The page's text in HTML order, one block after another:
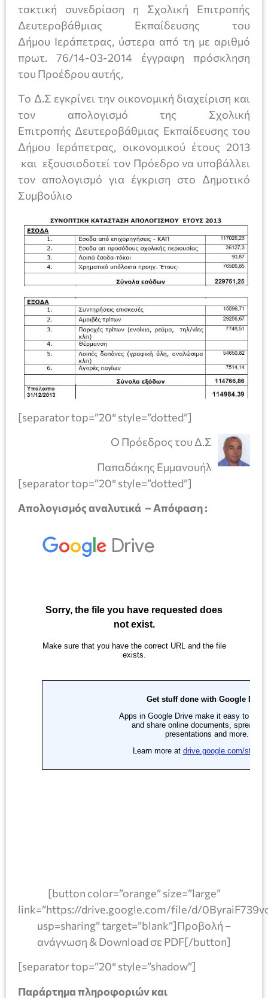
τακτική συνεδρίαση η Σχολική Επιτροπής
Δευτεροβάθμιας Εκπαίδευσης του
Δήμου Ιεράπετρας, ύστερα από τη με αριθμό
πρωτ. 76/14-03-2014 έγγραφη πρόσκληση
του Προέδρου αυτής,
Το Δ.Σ εγκρίνει την οικονομική διαχείριση και
τον απολογισμό της Σχολική
Επιτροπής Δευτεροβάθμιας Εκπαίδευσης του
Δήμου Ιεράπετρας, οικονομικού έτους 2013
και εξουσιοδοτεί τον Πρόεδρο να υποβάλλει
τον απολογισμό για έγκριση στο Δημοτικό
Συμβούλιο
[separator top=”20″ style=”dotted”]
Ο Πρόεδρος του Δ.Σ
Παπαδάκης Εμμανουήλ
[separator top=”20″ style=”dotted”]
Απολογισμός αναλυτικά – Απόφαση :
[button color=”orange” size=”large”
link=”https://drive.google.com/file/d/
usp=sharing” target=”blank”]Προβολή –
ανάγνωση & Download σε PDF[/button]
[separator top=”20″ style=”shadow”]
Παράρτημα πληροφοριών και